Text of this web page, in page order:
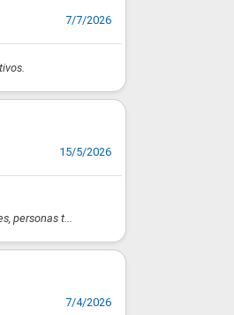
7/7/2026
15/5/2026
personas t...
7/4/2026